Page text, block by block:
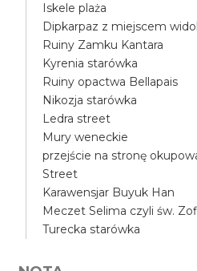
Iskele plaża
Dipkarpaz z miejscem
Ruiny Zamku Kantara
Kyrenia starówka
Ruiny opactwa Bellapais
Nikozja starówka
Ledra street
Mury weneckie
przejście na stronę
Street
Karawensjar Buyuk Han
Meczet Selima czyli św.
Turecka starówka